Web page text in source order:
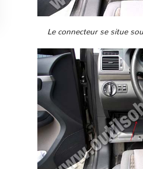
Le connecteur se situe